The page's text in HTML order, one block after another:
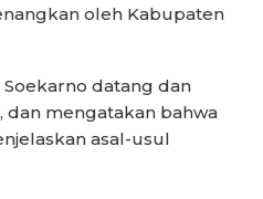
oleh Kabupaten
Soekarno datang dan
mengatakan bahwa
asal-usul